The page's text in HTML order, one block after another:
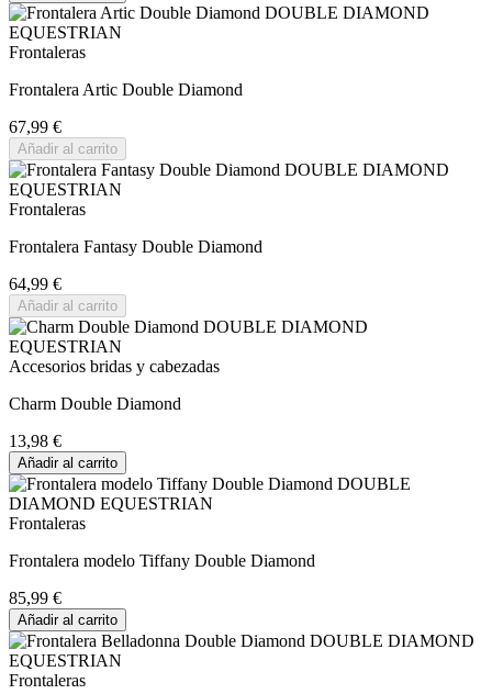
Frontaleras
Frontalera Artic Double Diamond
67,99 €
Añadir al carrito
Frontaleras
Frontalera Fantasy Double Diamond
64,99 €
Añadir al carrito
Accesorios bridas y cabezadas
Charm Double Diamond
13,98 €
Añadir al carrito
Frontaleras
Frontalera modelo Tiffany Double Diamond
85,99 €
Añadir al carrito
Frontaleras